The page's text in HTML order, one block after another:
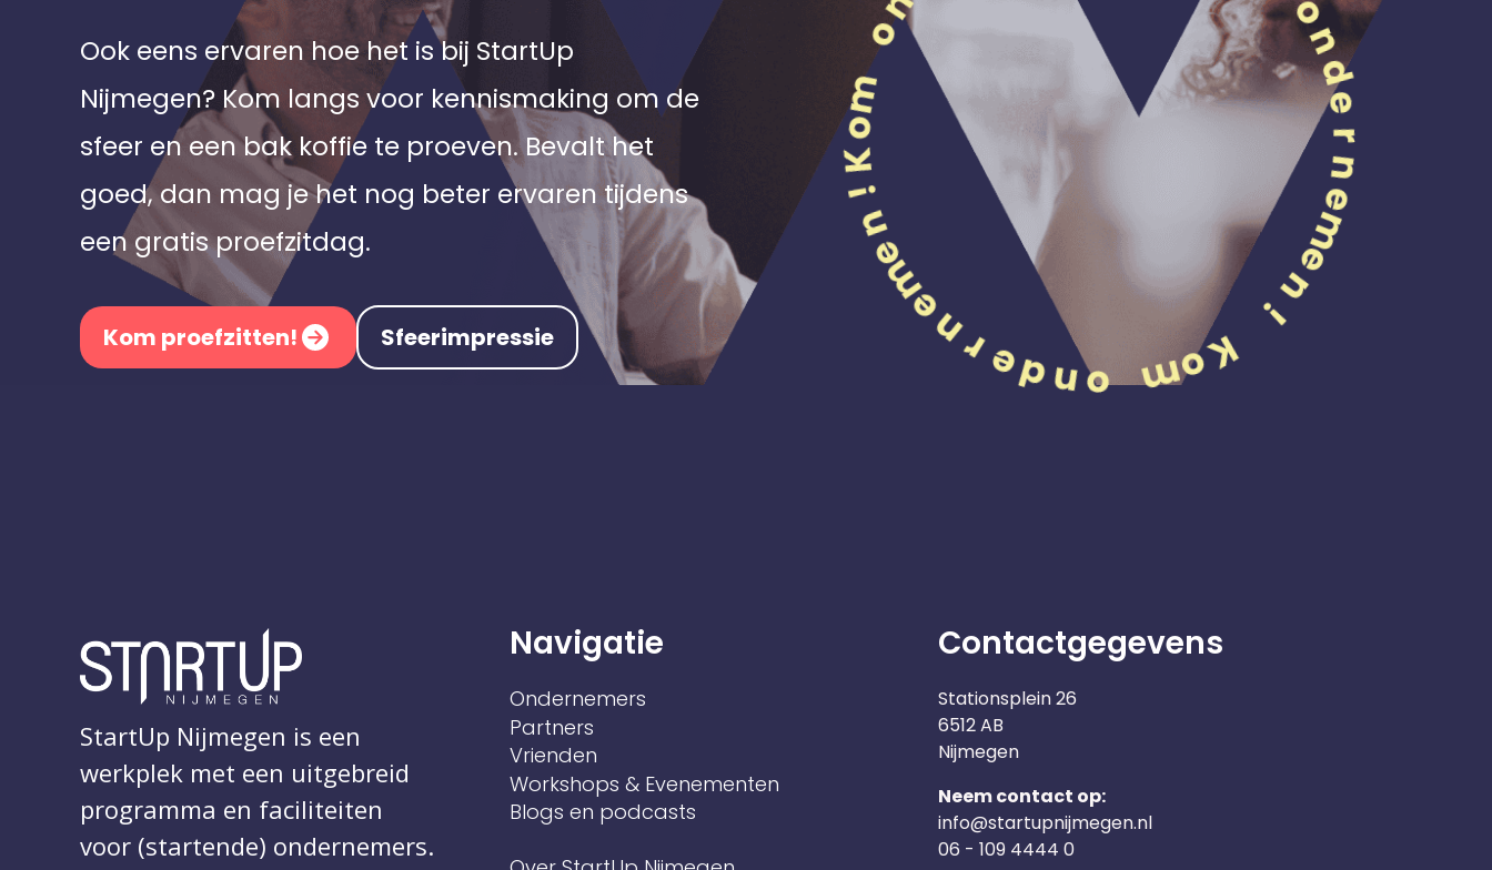
Ook eens ervaren hoe het is bij StartUp
Nijmegen? Kom langs voor kennismaking om de
sfeer en een bak koffie te proeven. Bevalt het
goed, dan mag je het nog beter ervaren tijdens
een gratis proefzitdag.
Kom proefzitten! Sfeerimpressie
StartUp Nijmegen is een
werkplek met een uitgebreid
programma en faciliteiten
voor (startende) ondernemers.
Navigatie
Ondernemers
Partners
Vrienden
Workshops & Evenementen
Blogs en podcasts
Contactgegevens
Stationsplein 26
6512 AB
Nijmegen
Neem contact op:
info@startupnijmegen.nl
06 - 109 4444 0